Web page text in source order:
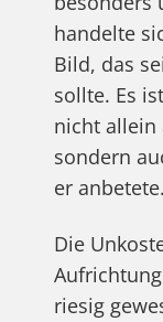
handelte
Bild, das
sollte. Es
nicht allein
sondern
er anbetete.
Die
riesig